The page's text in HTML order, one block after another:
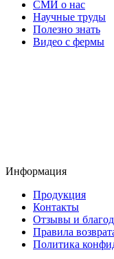
СМИ о нас
Научные труды
Полезно знать
Видео с фермы
Информация
Продукция
Контакты
Отзывы и
Правила
Политика